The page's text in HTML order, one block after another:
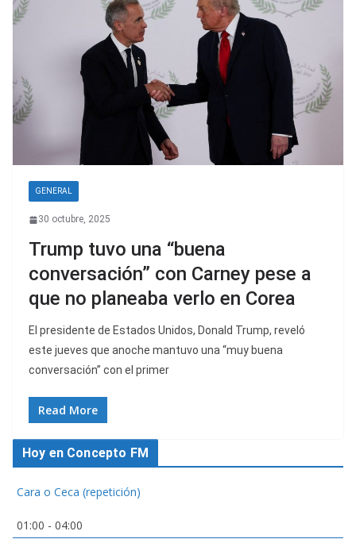
GENERAL
30 octubre, 2025
Trump tuvo una “buena
conversación” con Carney pese a
que no planeaba verlo en Corea
El presidente de Estados Unidos, Donald Trump, reveló
este jueves que anoche mantuvo una “muy buena
conversación” con el primer
Read More
Hoy en Concepto FM
Cara o Ceca (repetición)
01:00 - 04:00